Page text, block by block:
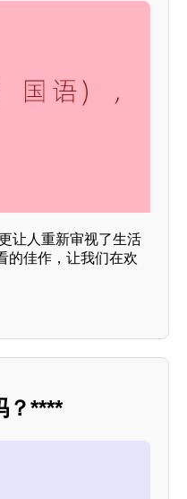
让人重新审视了生活
的佳作，让我们在欢
？****